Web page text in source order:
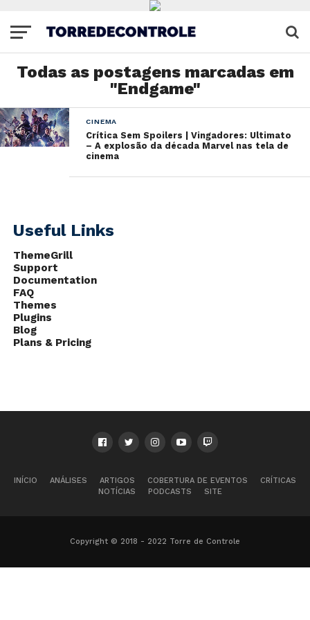
Todas as postagens marcadas em
"Endgame"
CINEMA
Crítica Sem Spoilers | Vingadores: Ultimato
– A explosão da década Marvel nas tela de
cinema
Useful Links
ThemeGrill
Support
Documentation
FAQ
Themes
Plugins
Blog
Plans & Pricing
INÍCIO ANÁLISES ARTIGOS COBERTURA DE EVENTOS
CRÍTICAS
NOTÍCIAS
PODCASTS SITE
Copyright © 2018 - 2022 Torre de Controle